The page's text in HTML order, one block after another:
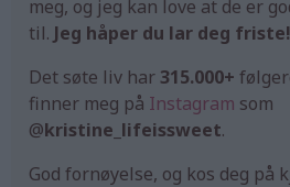
meg, og jeg kan love at de er
til. Jeg håper du lar deg friste!
Det søte liv har315.000+
finner meg på Instagram som
@kristine_lifeissweet.
God fornøyelse, og kos deg på